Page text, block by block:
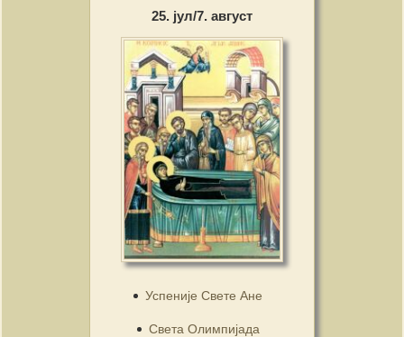
25. јул/7. август
Успеније Свете Ане
Света Олимпијада